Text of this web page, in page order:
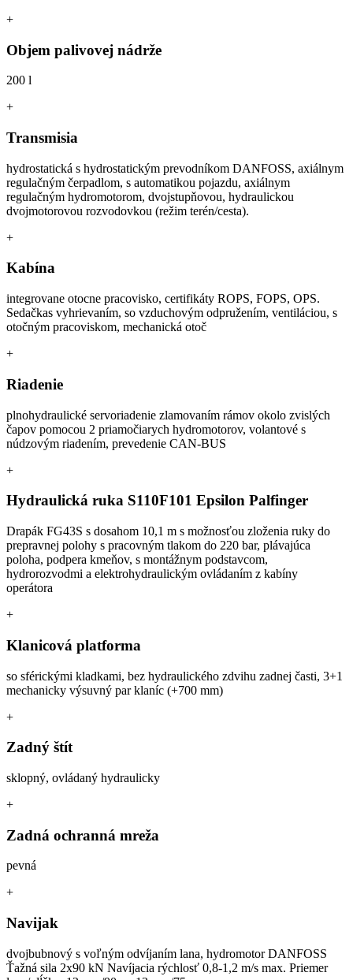
+
Objem palivovej nádrže
200 l
+
Transmisia
hydrostatická s hydrostatickým prevodníkom DANFOSS, axiálnym
regulačným čerpadlom, s automatikou pojazdu, axiálnym
regulačným hydromotorom, dvojstupňovou, hydraulickou
dvojmotorovou rozvodovkou (režim terén/cesta).
+
Kabína
integrovane otocne pracovisko, certifikáty ROPS, FOPS, OPS.
Sedačkas vyhrievaním, so vzduchovým odpružením, ventiláciou, s
otočným pracoviskom, mechanická otoč
+
Riadenie
plnohydraulické servoriadenie zlamovaním rámov okolo zvislých
čapov pomocou 2 priamočiarych hydromotorov, volantové s
núdzovým riadením, prevedenie CAN-BUS
+
Hydraulická ruka S110F101 Epsilon Palfinger
Drapák FG43S s dosahom 10,1 m s možnosťou zloženia ruky do
prepravnej polohy s pracovným tlakom do 220 bar, plávajúca
poloha, podpera kmeňov, s montážnym podstavcom,
hydrorozvodmi a elektrohydraulickým ovládaním z kabíny
operátora
+
Klanicová platforma
so sférickými kladkami, bez hydraulického zdvihu zadnej časti, 3+1
mechanicky výsuvný par klaníc (+700 mm)
+
Zadný štít
sklopný, ovládaný hydraulicky
+
Zadná ochranná mreža
pevná
+
Navijak
dvojbubnový s voľným odvíjaním lana, hydromotor DANFOSS
Ťažná sila 2x90 kN Navíjacia rýchlosť 0,8-1,2 m/s max. Priemer